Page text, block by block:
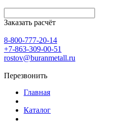
Заказать расчёт
8-800-777-20-14
+7-863-309-00-51
rostov@buranmetall.ru
Перезвонить
Главная
Каталог